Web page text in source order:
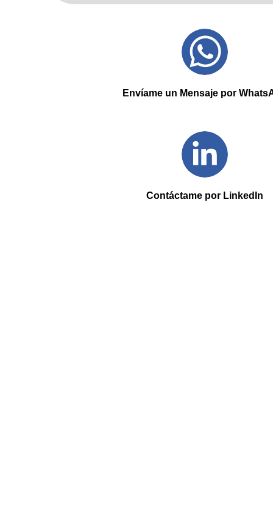
Envíame un Mensaje por
Contáctame por LinkedIn